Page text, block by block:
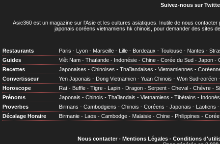
Suivez-nous sur
Asie360 est un magazine sur l'Asie et les cultures asiatiques . Inutile de nous
japonais coréens vietnamiens hk chinois, pour demander des sites
Restaurants Paris - Lyon - Marseille - Lille - Bordeaux - Toulouse - Nantes -
Guides
Viêt Nam - Thaïlande - Indonésie - Chine - Corée du Sud - Japon -
Recettes
Japonaises - Chinoises - Thaïlandaises - Vietnamiennes -
Convertisseur
Yen Japonais - Dong Vietnamien - Yuan Chinois - Won Sud-coréen
Horoscope
Rat - Buffle - Tigre - Lapin - Dragon - Serpent - Cheval - Chèvre -
Prénoms
Japonais - Chinois - Thaïlandais - Vietnamiens - Tibétains -
Proverbes
Birmans - Cambodgiens - Chinois - Coréens - Japonais - Laotiens
Décalage Horaire
Birmanie - Laos - Cambodge - Malaisie - Chine - Philippines - Corée
Nous contacter- Mentions Légales- Conditions